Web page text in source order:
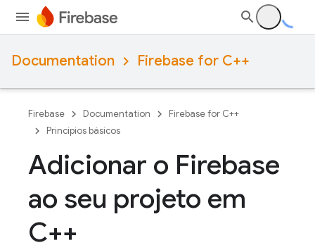
Documentation Firebase for C++
Firebase Documentation
Firebase for C++
Princípios básicos
Adicionar o Firebase
ao seu projeto em
C++